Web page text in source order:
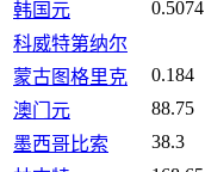
韩国元 0.5074
科威特第纳尔
蒙古图格里克
0.184
澳门元
88.75
墨西哥比索
38.3